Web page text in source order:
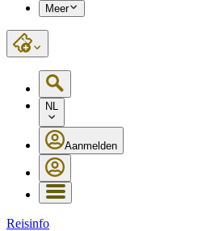
Meer
NL
Aanmelden
Reisinfo